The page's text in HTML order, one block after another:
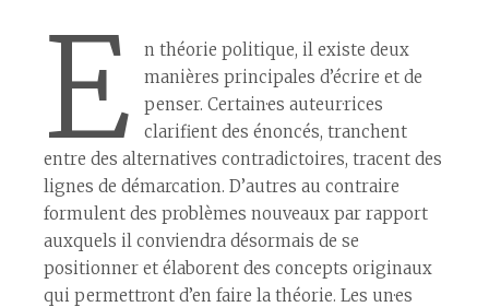
E
n théorie politique, il existe deux
manières principales d’écrire et de
penser. Certain·es auteur·rices
clarifient des énoncés, tranchent
entre des alternatives contradictoires, tracent des
lignes de démarcation. D’autres au contraire
formulent des problèmes nouveaux par rapport
auxquels il conviendra désormais de se
positionner et élaborent des concepts originaux
qui permettront d’en faire la théorie. Les un·es